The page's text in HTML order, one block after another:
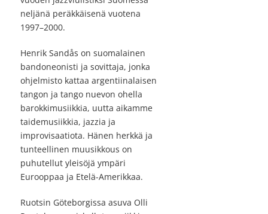
neljänä peräkkäisenä vuotena
1997–2000.
Henrik Sandås on suomalainen
bandoneonisti ja sovittaja, jonka
ohjelmisto kattaa argentiinalaisen
tangon ja tango nuevon ohella
barokkimusiikkia, uutta aikamme
taidemusiikkia, jazzia ja
improvisaatiota. Hänen herkkä ja
tunteellinen muusikkous on
puhutellut yleisöjä ympäri
Eurooppaa ja Etelä-Amerikkaa.
Ruotsin Göteborgissa asuva Olli